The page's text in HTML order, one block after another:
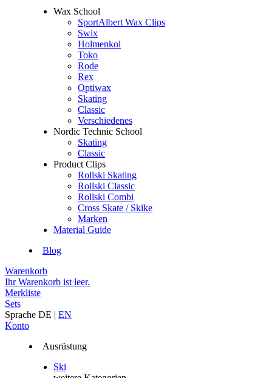
Wax School
SportAlbert Wax Clips
Swix
Holmenkol
Toko
Rode
Rex
Optiwax
Skating
Classic
Verschiedenes
Nordic Technic School
Skating
Classic
Product Clips
Rollski Skating
Rollski Classic
Rollski Combi
Cross Skate / Skike
Marken
Material Guide
Blog
Warenkorb
Ihr Warenkorb ist leer.
Merkliste
Sets
Sprache DE | EN
Konto
Ausrüstung
Ski